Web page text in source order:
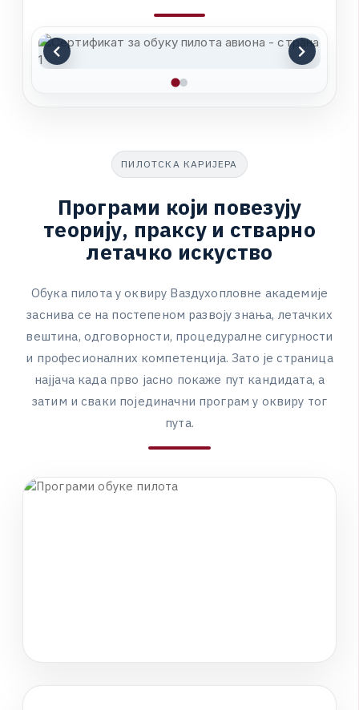
ПИЛОТСКА КАРИЈЕРА
Програми који повезују
теорију, праксу и стварно
летачко искуство
Обука пилота у оквиру Ваздухопловне академије
заснива се на постепеном развоју знања, летачких
вештина, одговорности, процедуралне сигурности
и професионалних компетенција. Зато је страница
најјача када прво јасно покаже пут кандидата, а
затим и сваки појединачни програм у оквиру тог
пута.